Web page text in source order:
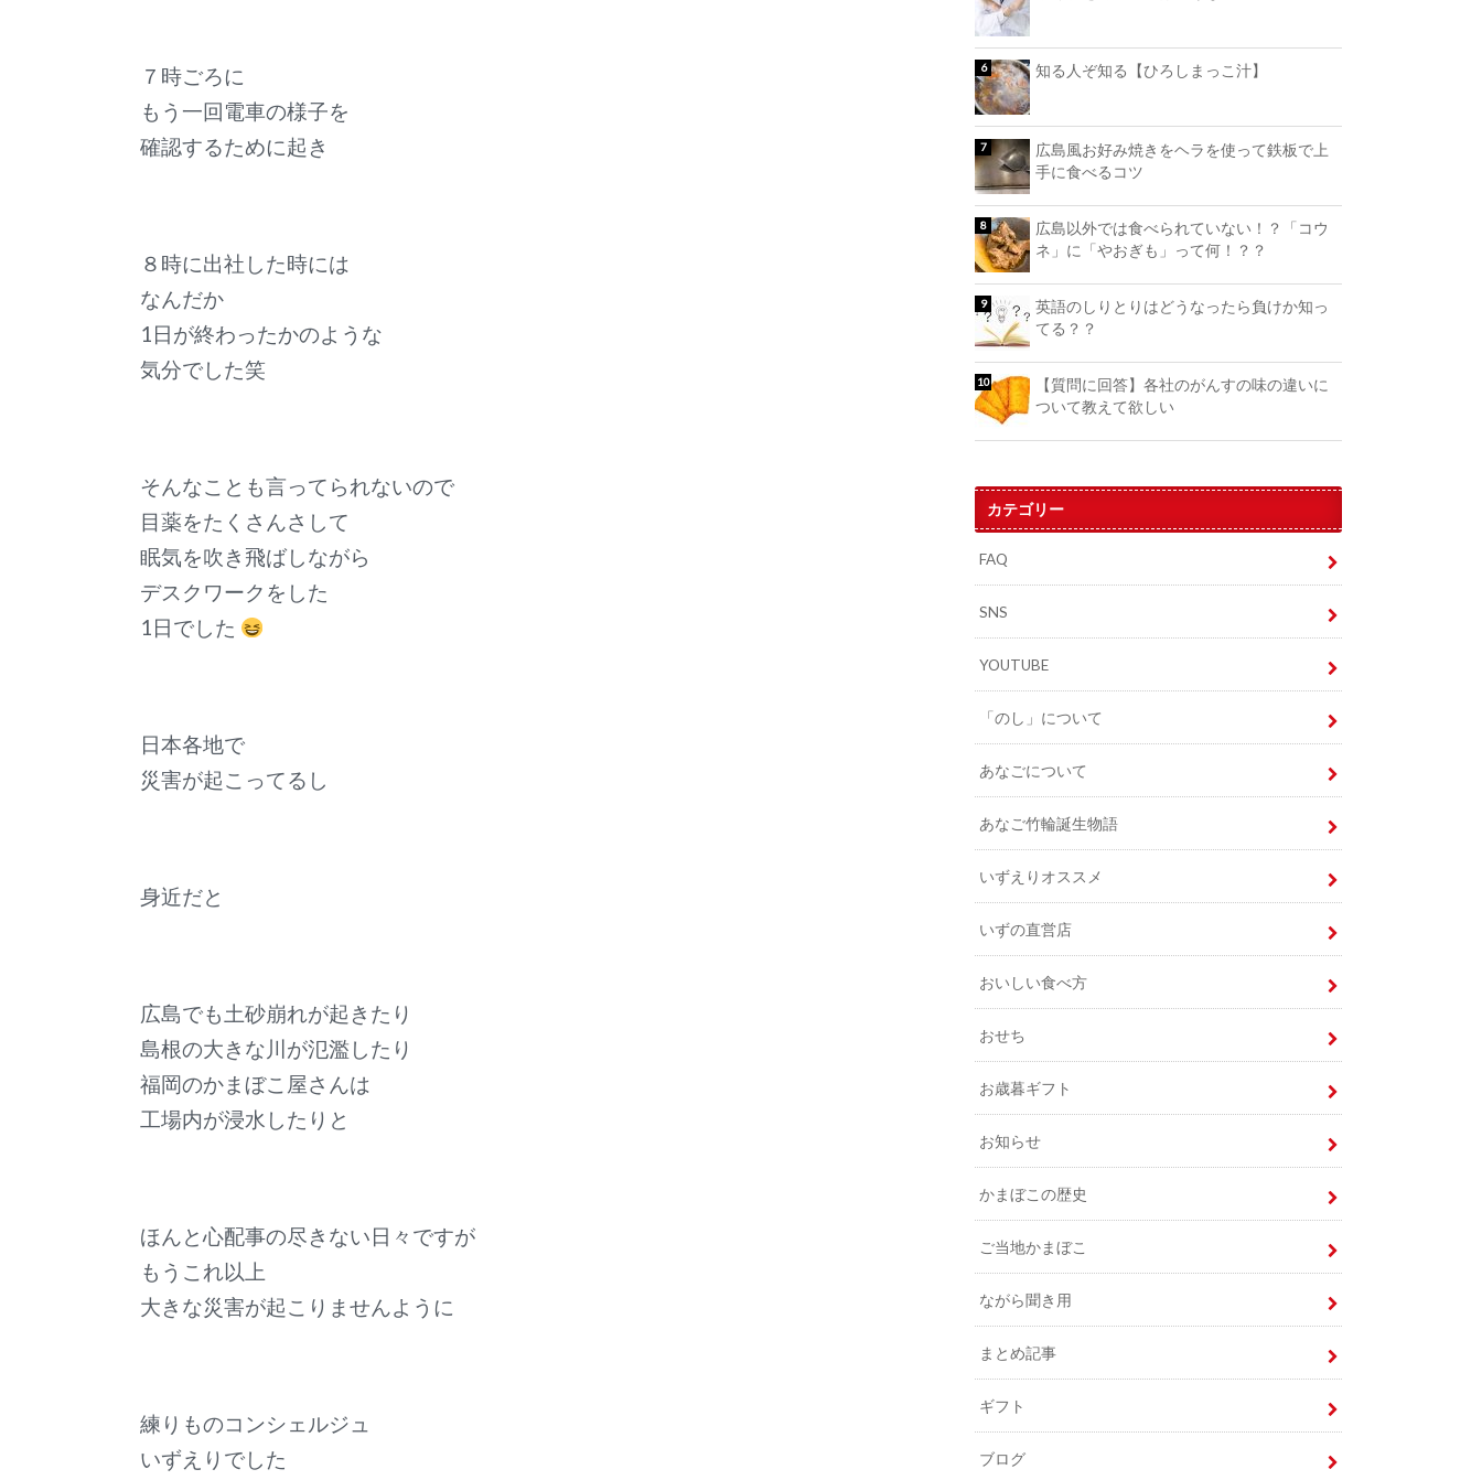
７時ごろに
もう一回電車の様子を
確認するために起き
８時に出社した時には
なんだか
1日が終わったかのような
気分でした笑
そんなことも言ってられないので
目薬をたくさんさして
眠気を吹き飛ばしながら
デスクワークをした
1日でした
日本各地で
災害が起こってるし
身近だと
広島でも土砂崩れが起きたり
島根の大きな川が氾濫したり
福岡のかまぼこ屋さんは
工場内が浸水したりと
ほんと心配事の尽きない日々ですが
もうこれ以上
大きな災害が起こりませんように
練りものコンシェルジュ
いずえりでした
知る人ぞ知る【ひろしまっこ汁】
広島風お好み焼きをヘラを使って鉄板で上
手に食べるコツ
広島以外では食べられていない！？「コウ
ネ」に「やおぎも」って何！？？
英語のしりとりはどうなったら負けか知っ
てる？？
【質問に回答】各社のがんすの味の違いに
ついて教えて欲しい
カテゴリー
FAQ
SNS
YOUTUBE
「のし」について
あなごについて
あなご竹輪誕生物語
いずえりオススメ
いずの直営店
おいしい食べ方
おせち
お歳暮ギフト
お知らせ
かまぼこの歴史
ご当地かまぼこ
ながら聞き用
まとめ記事
ギフト
ブログ